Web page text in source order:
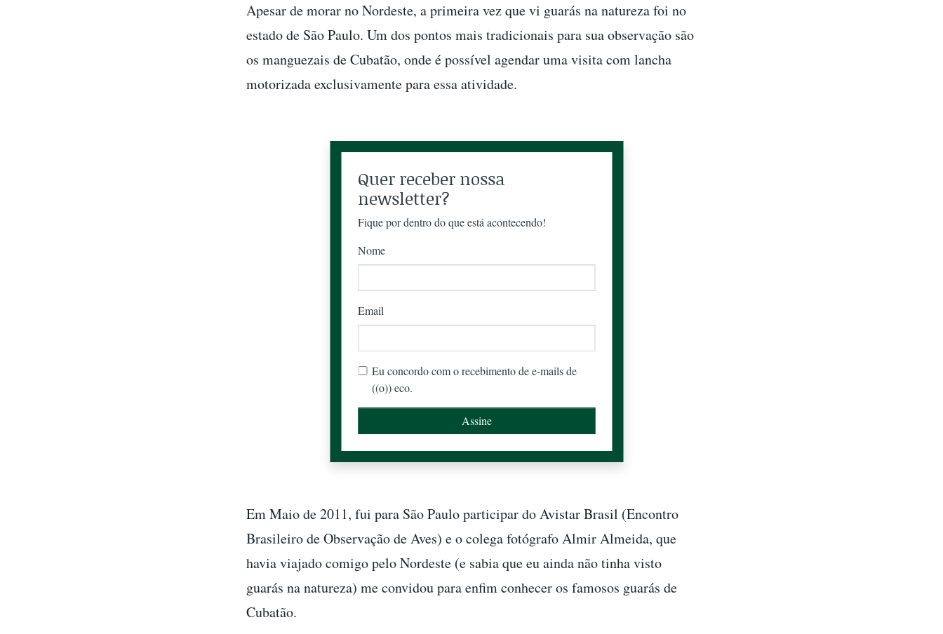
Apesar de morar no Nordeste, a primeira vez que vi guarás na natureza foi no
estado de São Paulo. Um dos pontos mais tradicionais para sua observação são
os manguezais de Cubatão, onde é possível agendar uma visita com lancha
motorizada exclusivamente para essa atividade.
Quer receber nossa
newsletter?
Fique por dentro do que está acontecendo!
Nome
Email
Eu concordo com o recebimento de e-mails de
((o)) eco.
Em Maio de 2011, fui para São Paulo participar do Avistar Brasil (Encontro
Brasileiro de Observação de Aves) e o colega fotógrafo Almir Almeida, que
havia viajado comigo pelo Nordeste (e sabia que eu ainda não tinha visto
guarás na natureza) me convidou para enfim conhecer os famosos guarás de
Cubatão.